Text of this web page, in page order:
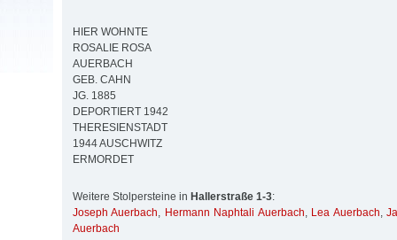
HIER WOHNTE
ROSALIE ROSA
AUERBACH
GEB. CAHN
JG. 1885
DEPORTIERT 1942
THERESIENSTADT
1944 AUSCHWITZ
ERMORDET
Weitere Stolpersteine in Hallerstraße 1-3:
Joseph Auerbach, Hermann Naphtali Auerbach, Lea Auerbach,
Auerbach